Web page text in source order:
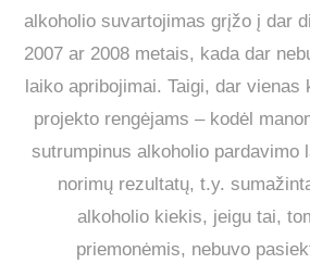
alkoholio suvartojimas grįžo į dar
2007 ar 2008 metais, kada dar
laiko apribojimai. Taigi, dar vienas
projekto rengėjams – kodėl
sutrumpinus alkoholio pardavimo
norimų rezultatų, t.y.
alkoholio kiekis, jeigu tai,
priemonėmis, nebuvo